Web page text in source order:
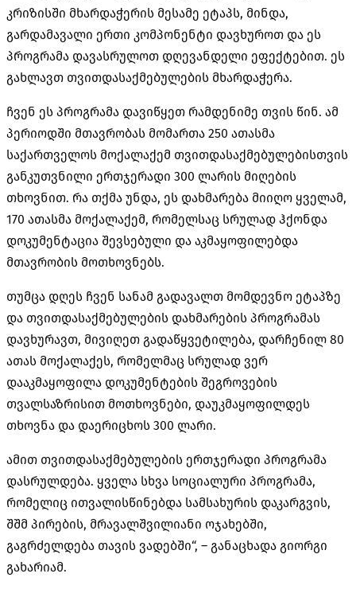
კრიზისში მხარდაჭერის მესამე ეტაპს, მინდა,
გარდამავალი ერთი კომპონენტი დავხუროთ და ეს
პროგრამა დავასრულოთ დღევანდელი ეფექტებით. ეს
გახლავთ თვითდასაქმებულების მხარდაჭერა.
ჩვენ ეს პროგრამა დავიწყეთ რამდენიმე თვის წინ. ამ
პერიოდში მთავრობას მომართა 250 ათასმა
საქართველოს მოქალაქემ თვითდასაქმებულებისთვის
განკუთვნილი ერთჯერადი 300 ლარის მიღების
თხოვნით. რა თქმა უნდა, ეს დახმარება მიიღო ყველამ,
170 ათასმა მოქალაქემ, რომელსაც სრულად ჰქონდა
დოკუმენტაცია შევსებული და აკმაყოფილებდა
მთავრობის მოთხოვნებს.
თუმცა დღეს ჩვენ სანამ გადავალთ მომდევნო ეტაპზე
და თვითდასაქმებულების დახმარების პროგრამას
დავხურავთ, მივიღეთ გადაწყვეტილება, დარჩენილ 80
ათას მოქალაქეს, რომელმაც სრულად ვერ
დააკმაყოფილა დოკუმენტების შეგროვების
თვალსაზრისით მოთხოვნები, დაუკმაყოფილდეს
თხოვნა და დაერიცხოს 300 ლარი.
ამით თვითდასაქმებულების ერთჯერადი პროგრამა
დასრულდება. ყველა სხვა სოციალური პროგრამა,
რომელიც ითვალისწინებდა სამსახურის დაკარგვის,
შშმ პირების, მრავალშვილიანი ოჯახებში,
გაგრძელდება თავის ვადებში“, – განაცხადა გიორგი
გახარიამ.